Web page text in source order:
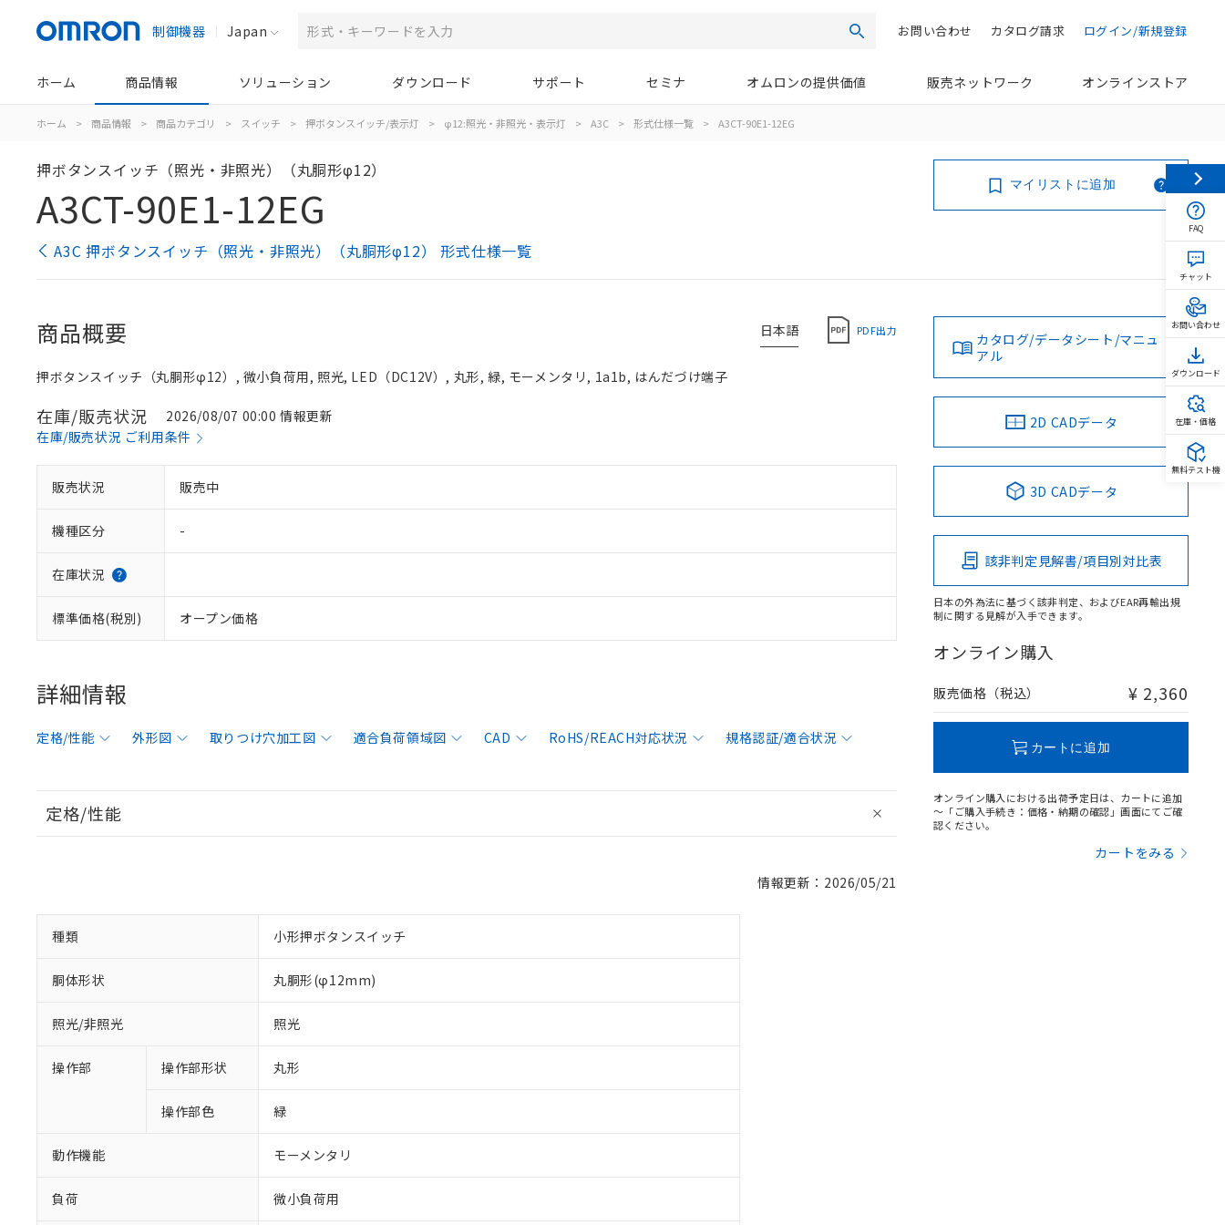
制御機器 Japan 検索 ログイン/新規登録
カタログ請求
お問い合わせ
ホーム 商品情報 ソリューション ダウンロード サポート セミナ オムロンの提供価値 販売ネットワーク オンラインストア
ホーム > 商品情報 > 商品カテゴリ > スイッチ > 押ボタンスイッチ/表示灯 > φ12:照光・非照光・表示灯 > A3C > 形式仕様一覧 > A3CT-90E1-12EG
押ボタンスイッチ（照光・非照光）（丸胴形φ12）
A3CT-90E1-12EG
A3C 押ボタンスイッチ（照光・非照光）（丸胴形φ12） 形式仕様一覧
マイリストに追加
日本語 PDF出力
商品概要
押ボタンスイッチ（丸胴形φ12）, 微小負荷用, 照光, LED（DC12V）, 丸形, 緑, モーメンタリ, 1a1b, はんだづけ端子
在庫/販売状況
2026/08/07 00:00 情報更新
在庫/販売状況 ご利用条件
販売状況 販売中
機種区分 -
在庫状況
標準価格(税別) オープン価格
詳細情報
定格/性能 外形図 取りつけ穴加工図 適合負荷領域図 CAD RoHS/REACH対応状況 規格認証/適合状況
定格/性能
情報更新：2026/05/21
種類 小形押ボタンスイッチ
胴体形状 丸胴形(φ12mm)
照光/非照光 照光
操作部 操作部形状 丸形
操作部色 緑
動作機能 モーメンタリ
負荷 微小負荷用
カタログ/データシート/マニュ
アル
2D CADデータ
3D CADデータ
該非判定見解書/項目別対比表
日本の外為法に基づく該非判定、およびEAR再輸出規
制に関する見解が入手できます。
オンライン購入
販売価格（税込） ¥ 2,360
カートに追加
オンライン購入における出荷予定日は、カートに追加
～「ご購入手続き：価格・納期の確認」画面にてご確
認ください。
カートをみる
FAQ
チャット
お問い合わせ
ダウンロード
在庫・価格
無料テスト機